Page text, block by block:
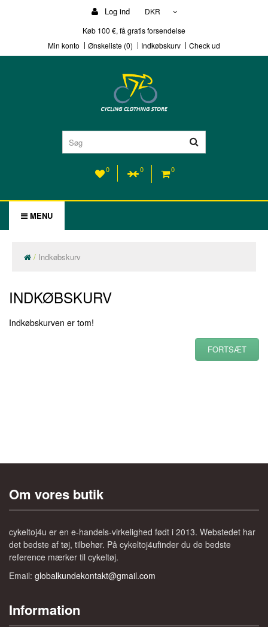
Log ind
DKR
Køb 100 €, få gratis forsendelse
Min konto
Ønskeliste (0) Indkøbskurv Check ud
0 0 0
MENU
Indkøbskurv
INDKØBSKURV
Indkøbskurven er tom!
FORTSÆT
Om vores butik
cykeltoj4u er en e-handels-virkelighed født i 2013. Webstedet har
det bedste af tøj, tilbehør. På cykeltoj4ufinder du de bedste
reference mærker til cykeltøj.
Email: globalkundekontakt@gmail.com
Information